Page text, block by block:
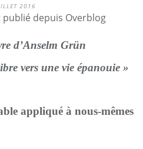
2016
publié depuis Overblog
d’Anselm Grün
vers une vie épanouie »
appliqué à nous-mêmes